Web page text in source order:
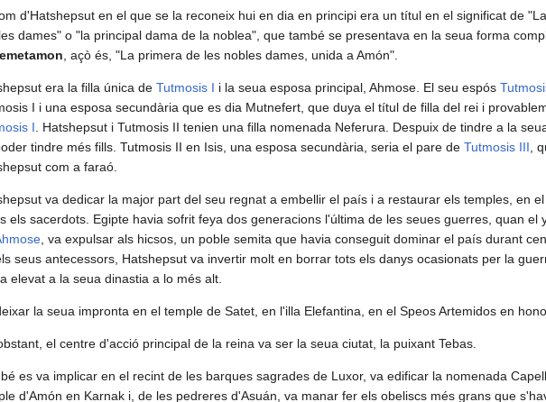
d'Hatshepsut en el que se la reconeix hui en dia en principi era un títul en el significat de
dames" o "la principal dama de la noblea", que també se presentava en la seua forma
, açò és, "La primera de les nobles dames, unida a Amón".
era la filla única de Tutmosis I i la seua esposa principal, Ahmose.​ El seu espós
I i una esposa secundària que es dia Mutnefert, que duya el títul de filla del rei i
I . Hatshepsut i Tutmosis II tenien una filla nomenada Neferura. Despuix de tindre a la
tindre més fills. Tutmosis II en Isis, una esposa secundària, seria el pare de Tutmosis III ,
com a faraó.
va dedicar la major part del seu regnat a embellir el país i a restaurar els temples, en
els sacerdots. Egipte havia sofrit feya dos generacions l'última de les seues guerres, quan el
, va expulsar als hicsos, un poble semita que havia conseguit dominar el país durant
seus antecessors, Hatshepsut va invertir molt en borrar tots els danys ocasionats per la
elevat a la seua dinastia a lo més alt.
la seua impronta en el temple de Satet, en l'illa Elefantina, en el Speos Artemidos en
el centre d'acció principal de la reina va ser la seua ciutat, la puixant Tebas.
es va implicar en el recint de les barques sagrades de Luxor, va edificar la nomenada
d'Amón en Karnak i, de les pedreres d'Asuán, va manar fer els obeliscs més grans que